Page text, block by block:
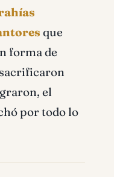
que
forma de
el
por todo lo